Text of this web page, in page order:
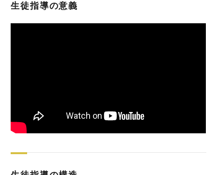
生徒指導の意義